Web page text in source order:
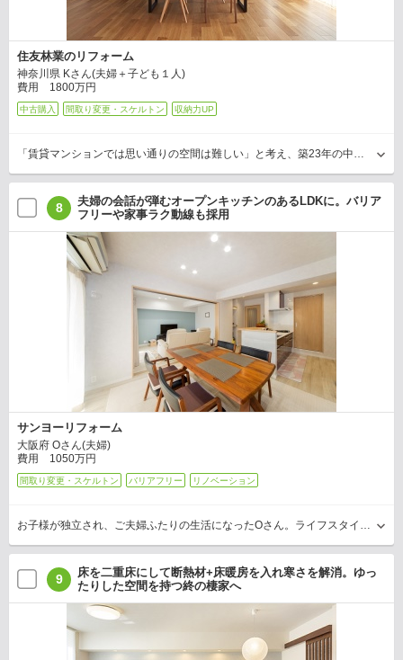
住友林業のリフォーム
神奈川県 Kさん(夫婦＋子ども１人)
費用 1800万円
中古購入 間取り変更・スケルトン 収納力UP
「賃貸マンションでは思い通りの空間は難しい」と考え、築23年の中古マンションを購入し、全面リフォームに取り組んだKさん。要望は「広くて明るい玄関」、「豊富な収納」、「充実したキッ…
8
夫婦の会話が弾むオープンキッチンのあるLDKに。バリア
フリーや家事ラク動線も採用
サンヨーリフォーム
大阪府 Oさん(夫婦)
費用 1050万円
間取り変更・スケルトン バリアフリー リノベーション
お子様が独立され、ご夫婦ふたりの生活になったOさん。ライフスタイルに合った物件への住み替えも検討されたが、住み慣れた場所、家がいいと考え、リフォームを決意。「自分たちにとっての快…
9
床を二重床にして断熱材+床暖房を入れ寒さを解消。ゆっ
たりした空間を持つ終の棲家へ